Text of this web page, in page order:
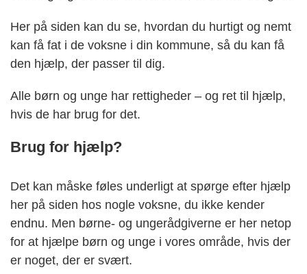
Her på siden kan du se, hvordan du hurtigt og nemt
kan få fat i de voksne i din kommune, så du kan få
den hjælp, der passer til dig.
Alle børn og unge har rettigheder – og ret til hjælp,
hvis de har brug for det.
Brug for hjælp?
Det kan måske føles underligt at spørge efter hjælp
her på siden hos nogle voksne, du ikke kender
endnu. Men børne- og ungerådgiverne er her netop
for at hjælpe børn og unge i vores område, hvis der
er noget, der er svært.